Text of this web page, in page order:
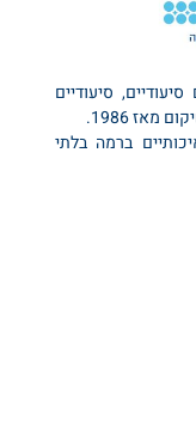
סיעודיים
1986.
ברמה בלתי